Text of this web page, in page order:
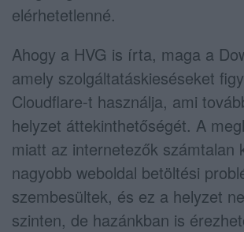
elérhetetlenné.
Ahogy a HVG is írta, maga a
amely szolgáltatáskieséseket
Cloudflare-t használja, ami
helyzet áttekinthetőségét. A
miatt az internetezők számtalan
nagyobb weboldal betöltési
szembesültek, és ez a helyzet
szinten, de hazánkban is